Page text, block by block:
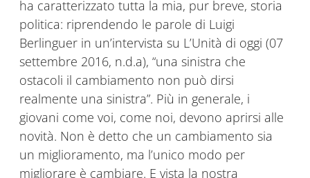
ha caratterizzato tutta la mia, pur breve, storia
politica: riprendendo le parole di Luigi
Berlinguer in un’intervista su L’Unità di oggi (07
settembre 2016, n.d.a), “una sinistra che
ostacoli il cambiamento non può dirsi
realmente una sinistra”. Più in generale, i
giovani come voi, come noi, devono aprirsi alle
novità. Non è detto che un cambiamento sia
un miglioramento, ma l’unico modo per
migliorare è cambiare. E vista la nostra